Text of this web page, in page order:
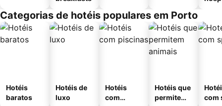
Categorias de hotéis populares em Porto
Hotéis
baratos
Hotéis de
luxo
Hotéis
com
Hotéis que
permitem
com